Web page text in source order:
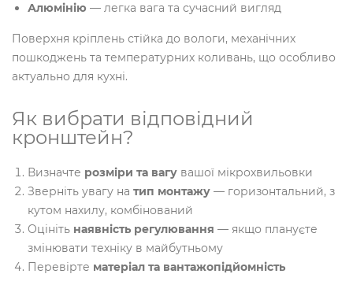
Алюмінію — легка вага та сучасний вигляд
Поверхня кріплень стійка до вологи, механічних
пошкоджень та температурних коливань, що особливо
актуально для кухні.
Як вибрати відповідний
кронштейн?
Визначте розміри та вагу вашої мікрохвильовки
Зверніть увагу на тип монтажу — горизонтальний, з
кутом нахилу, комбінований
Оцініть наявність регулювання — якщо плануєте
змінювати техніку в майбутньому
Перевірте матеріал та вантажопідйомність